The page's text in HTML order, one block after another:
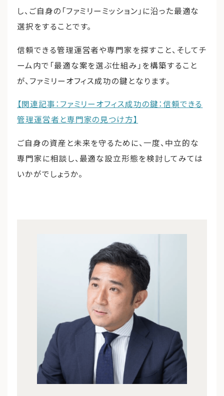
し、ご自身の「ファミリーミッション」に沿った最適な
選択をすることです。
信頼できる管理運営者や専門家を探すこと、そしてチ
ーム内で「最適な案を選ぶ仕組み」を構築すること
が、ファミリーオフィス成功の鍵となります。
【関連記事：ファミリーオフィス成功の鍵：信頼できる
管理運営者と専門家の見つけ方】
ご自身の資産と未来を守るために、一度、中立的な
専門家に相談し、最適な設立形態を検討してみては
いかがでしょうか。